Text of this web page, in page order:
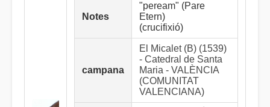
Notes
"peream" (Pare
Etern)
(crucifixió)
campana
El Micalet (B) (1539)
- Catedral de Santa
Maria - VALÈNCIA
(COMUNITAT
VALENCIANA)